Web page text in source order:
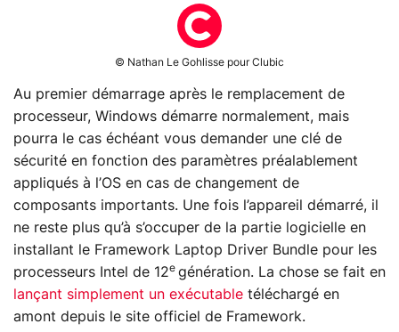
© Nathan Le Gohlisse pour Clubic
Au premier démarrage après le remplacement de
processeur, Windows démarre normalement, mais
pourra le cas échéant vous demander une clé de
sécurité en fonction des paramètres préalablement
appliqués à l’OS en cas de changement de
composants importants. Une fois l’appareil démarré, il
ne reste plus qu’à s’occuper de la partie logicielle en
installant le Framework Laptop Driver Bundle pour les
processeurs Intel de 12e génération. La chose se fait en
lançant simplement un exécutable téléchargé en
amont depuis le site officiel de Framework.